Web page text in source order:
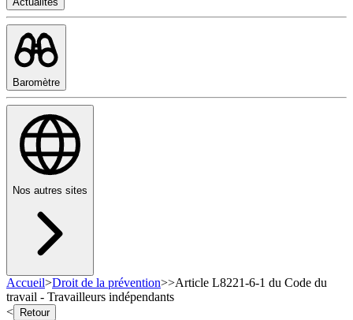
Baromètre
Nos autres sites
Accueil>Droit de la prévention>>Article L8221-6-1 du Code du
travail - Travailleurs indépendants
<
Retour